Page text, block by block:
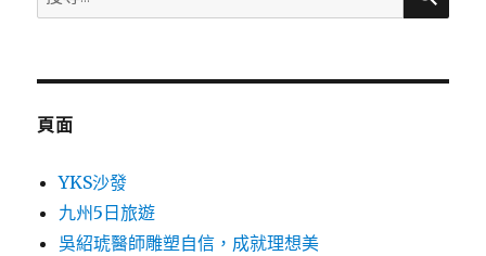
尋
鍵
頁面
YKS沙發
九州5日旅遊
吳紹琥醫師雕塑自信，成就理想美